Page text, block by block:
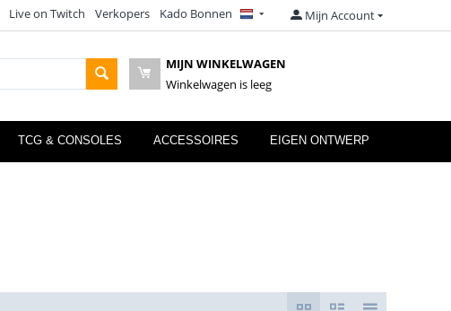
Mijn Account
Live on Twitch Verkopers Kado Bonnen
MIJN WINKELWAGEN
Winkelwagen is leeg
TCG & CONSOLES ACCESSOIRES EIGEN ONTWERP